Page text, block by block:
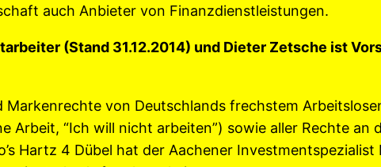
auch Anbieter von Finanzdienstleistungen.
(Stand 31.12.2014) und Dieter Zetsche ist
von Deutschlands frechstem
Arbeit, “Ich will nicht arbeiten”) sowie aller Rechte an
Hartz 4 Dübel hat der Aachener